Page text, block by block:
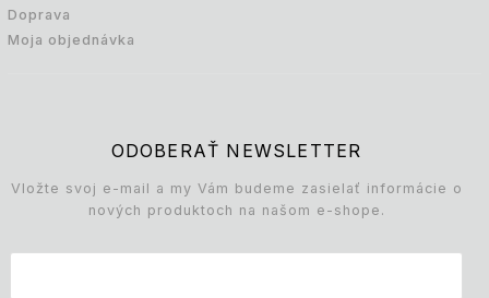
Doprava
Moja objednávka
ODOBERAŤ NEWSLETTER
Vložte svoj e-mail a my Vám budeme zasielať informácie o
nových produktoch na našom e-shope.